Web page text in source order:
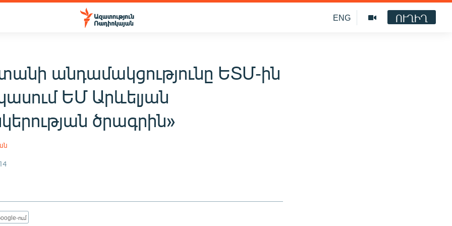
ENG ՈՒՂԻՂ
անդամակցությունը ԵՏՄ-ին
ԵՄ Արևելյան
ծրագրին»
ում